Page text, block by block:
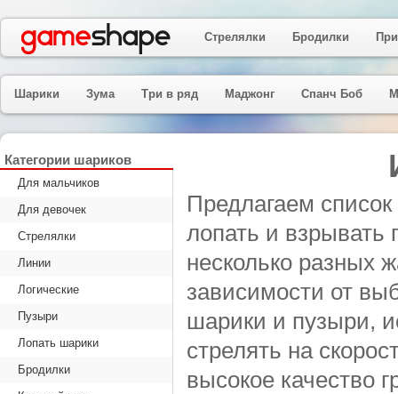
Предлагаем
лопать и взрывать
несколько разных
зависимости от
шарики и пузыри,
стрелять на
высокое качество
Категории шариков
Для мальчиков
Для девочек
Стрелялки
Линии
Логические
Пузыри
Лопать шарики
Бродилки
Стрелялки Бродилки
Шарики Зума Три в ряд Маджонг Спанч Боб